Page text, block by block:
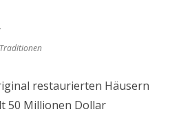
restaurierten Häusern
50 Millionen Dollar